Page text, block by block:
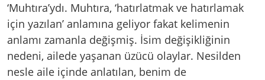
‘Muhtıra’ydı. Muhtıra, ‘hatırlatmak ve hatırlamak
için yazılan’ anlamına geliyor fakat kelimenin
anlamı zamanla değişmiş. İsim değişikliğinin
nedeni, ailede yaşanan üzücü olaylar. Nesilden
nesle aile içinde anlatılan, benim de